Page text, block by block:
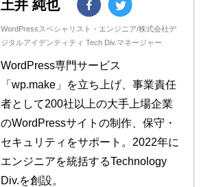
土井 純也
WordPressスペシャリスト・エンジニア/株式会社デ
ジタルアイデンティティ Tech Div.マネージャー
WordPress専門サービス
「wp.make」を立ち上げ、事業責任
者として200社以上の大手上場企業
のWordPressサイトの制作、保守・
セキュリティをサポート。2022年に
エンジニアを統括するTechnology
Div.を創設。